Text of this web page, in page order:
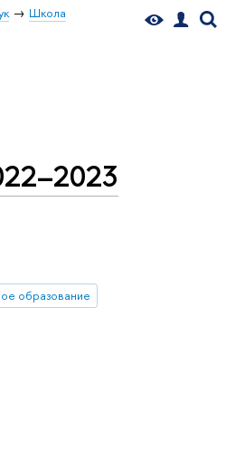
Школа
образование